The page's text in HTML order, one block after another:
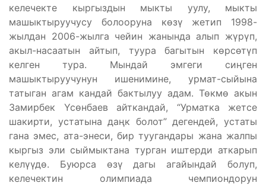
келечекте кыргыздын мыкты уулу, мыкты
машыктыруучусу болооруна көзү жетип 1998-
жылдан 2006-жылга чейин жанында алып жүрүп,
акыл-насаатын айтып, туура багытын көрсөтүп
келген тура. Мындай эмгеги сиңген
машыктыруучунун ишенимине, урмат-сыйына
татыган агам кандай бактылуу адам. Төкмө акын
Замирбек Үсөнбаев айткандай, “Урматка жетсе
шакирти, устатына даңк болот” дегендей, устаты
гана эмес, ата-энеси, бир туугандары жана жалпы
кыргыз эли сыймыктана турган иштерди аткарып
келүүдө. Буюрса өзү дагы агайындай болуп,
келечектин олимпиада чемпиондорун